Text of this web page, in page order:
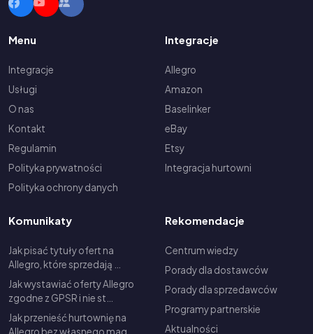
Menu
Integracje
Usługi
O nas
Kontakt
Regulamin
Polityka prywatności
Polityka ochrony danych
Integracje
Allegro
Amazon
Baselinker
eBay
Etsy
Integracja hurtowni
Komunikaty
Jak pisać tytuły ofert na
Allegro, które sprzedają …
Jak wystawiać oferty Allegro
zgodne z GPSR i nie st…
Jak przenieść hurtownię na
Allegro bez własnego mag…
Rekomendacje
Centrum wiedzy
Porady dla dostawców
Porady dla sprzedawców
Programy partnerskie
Aktualności